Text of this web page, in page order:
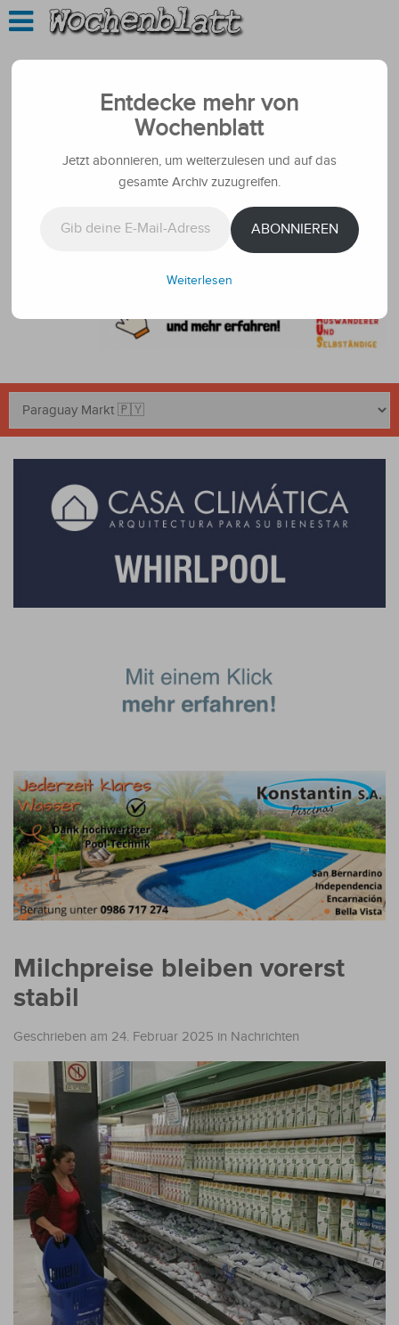
Milchpreise bleiben vorerst
stabil
Geschrieben am 24. Februar 2025 in Nachrichten
Entdecke mehr von
Wochenblatt
Jetzt abonnieren, um weiterzulesen und auf das
gesamte Archiv zuzugreifen.
ABONNIEREN
Weiterlesen